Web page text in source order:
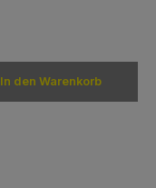
In den Warenkorb